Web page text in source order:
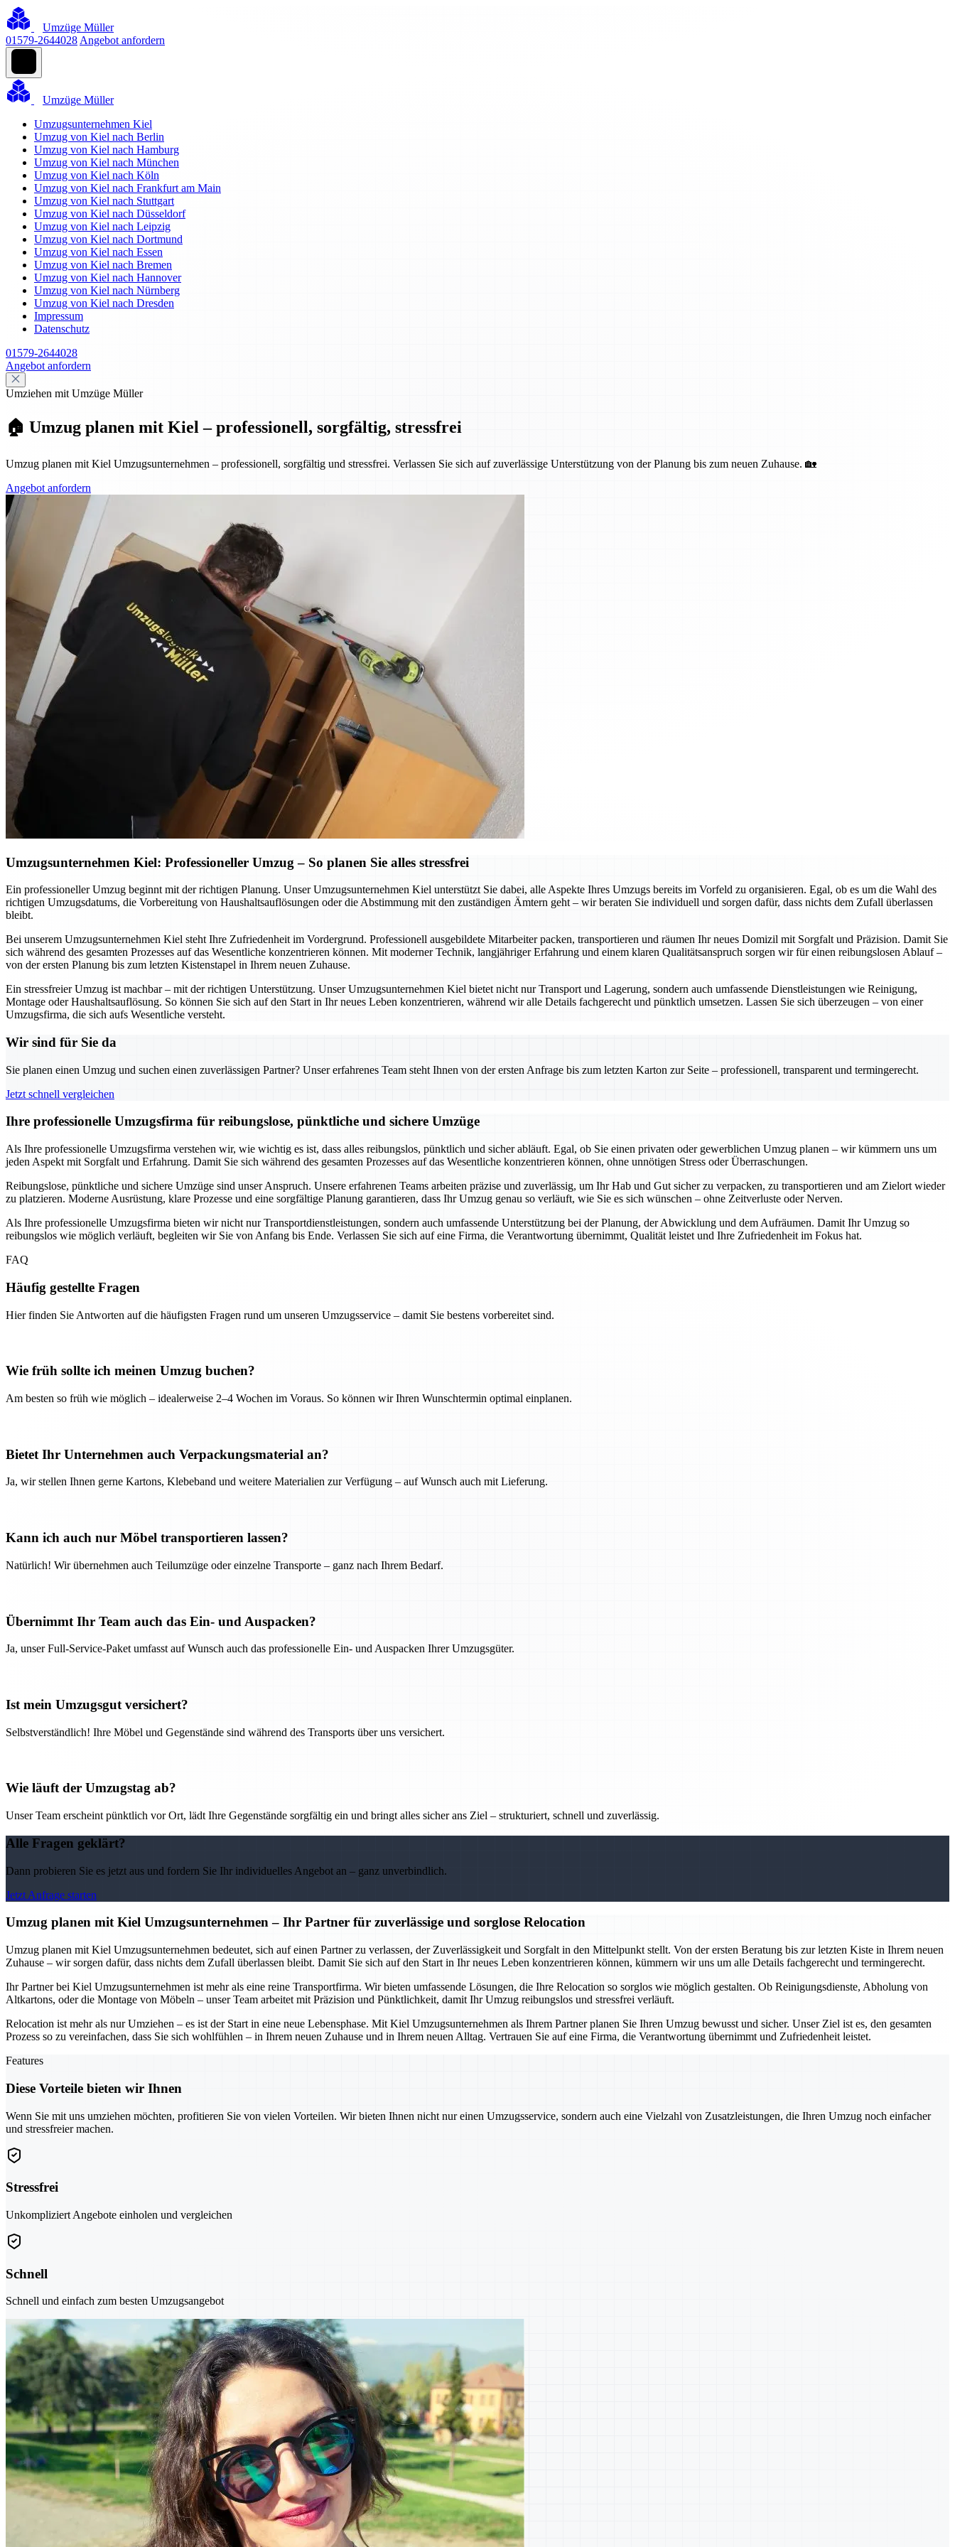
Umzüge Müller
01579-2644028 Angebot anfordern
Umzüge Müller
Umzugsunternehmen Kiel
Umzug von Kiel nach Berlin
Umzug von Kiel nach Hamburg
Umzug von Kiel nach München
Umzug von Kiel nach Köln
Umzug von Kiel nach Frankfurt am Main
Umzug von Kiel nach Stuttgart
Umzug von Kiel nach Düsseldorf
Umzug von Kiel nach Leipzig
Umzug von Kiel nach Dortmund
Umzug von Kiel nach Essen
Umzug von Kiel nach Bremen
Umzug von Kiel nach Hannover
Umzug von Kiel nach Nürnberg
Umzug von Kiel nach Dresden
Impressum
Datenschutz
01579-2644028
Angebot anfordern
Umziehen mit Umzüge Müller
🏠 Umzug planen mit Kiel – professionell, sorgfältig, stressfrei
Umzug planen mit Kiel Umzugsunternehmen – professionell, sorgfältig und stressfrei. Verlassen Sie sich auf zuverlässige Unterstützung von der Planung bis zum neuen Zuhause. 🏡
Angebot anfordern
Umzugsunternehmen Kiel: Professioneller Umzug – So planen Sie alles stressfrei
Ein professioneller Umzug beginnt mit der richtigen Planung. Unser Umzugsunternehmen Kiel unterstützt Sie dabei, alle Aspekte Ihres Umzugs bereits im Vorfeld zu organisieren. Egal, ob es um die Wahl des
richtigen Umzugsdatums, die Vorbereitung von Haushaltsauflösungen oder die Abstimmung mit den zuständigen Ämtern geht – wir beraten Sie individuell und sorgen dafür, dass nichts dem Zufall überlassen
bleibt.
Bei unserem Umzugsunternehmen Kiel steht Ihre Zufriedenheit im Vordergrund. Professionell ausgebildete Mitarbeiter packen, transportieren und räumen Ihr neues Domizil mit Sorgfalt und Präzision. Damit Sie
sich während des gesamten Prozesses auf das Wesentliche konzentrieren können. Mit moderner Technik, langjähriger Erfahrung und einem klaren Qualitätsanspruch sorgen wir für einen reibungslosen Ablauf –
von der ersten Planung bis zum letzten Kistenstapel in Ihrem neuen Zuhause.
Ein stressfreier Umzug ist machbar – mit der richtigen Unterstützung. Unser Umzugsunternehmen Kiel bietet nicht nur Transport und Lagerung, sondern auch umfassende Dienstleistungen wie Reinigung,
Montage oder Haushaltsauflösung. So können Sie sich auf den Start in Ihr neues Leben konzentrieren, während wir alle Details fachgerecht und pünktlich umsetzen. Lassen Sie sich überzeugen – von einer
Umzugsfirma, die sich aufs Wesentliche versteht.
Wir sind für Sie da
Sie planen einen Umzug und suchen einen zuverlässigen Partner? Unser erfahrenes Team steht Ihnen von der ersten Anfrage bis zum letzten Karton zur Seite – professionell, transparent und termingerecht.
Jetzt schnell vergleichen
Ihre professionelle Umzugsfirma für reibungslose, pünktliche und sichere Umzüge
Als Ihre professionelle Umzugsfirma verstehen wir, wie wichtig es ist, dass alles reibungslos, pünktlich und sicher abläuft. Egal, ob Sie einen privaten oder gewerblichen Umzug planen – wir kümmern uns um
jeden Aspekt mit Sorgfalt und Erfahrung. Damit Sie sich während des gesamten Prozesses auf das Wesentliche konzentrieren können, ohne unnötigen Stress oder Überraschungen.
Reibungslose, pünktliche und sichere Umzüge sind unser Anspruch. Unsere erfahrenen Teams arbeiten präzise und zuverlässig, um Ihr Hab und Gut sicher zu verpacken, zu transportieren und am Zielort wieder
zu platzieren. Moderne Ausrüstung, klare Prozesse und eine sorgfältige Planung garantieren, dass Ihr Umzug genau so verläuft, wie Sie es sich wünschen – ohne Zeitverluste oder Nerven.
Als Ihre professionelle Umzugsfirma bieten wir nicht nur Transportdienstleistungen, sondern auch umfassende Unterstützung bei der Planung, der Abwicklung und dem Aufräumen. Damit Ihr Umzug so
reibungslos wie möglich verläuft, begleiten wir Sie von Anfang bis Ende. Verlassen Sie sich auf eine Firma, die Verantwortung übernimmt, Qualität leistet und Ihre Zufriedenheit im Fokus hat.
FAQ
Häufig gestellte Fragen
Hier finden Sie Antworten auf die häufigsten Fragen rund um unseren Umzugsservice – damit Sie bestens vorbereitet sind.
Wie früh sollte ich meinen Umzug buchen?
Am besten so früh wie möglich – idealerweise 2–4 Wochen im Voraus. So können wir Ihren Wunschtermin optimal einplanen.
Bietet Ihr Unternehmen auch Verpackungsmaterial an?
Ja, wir stellen Ihnen gerne Kartons, Klebeband und weitere Materialien zur Verfügung – auf Wunsch auch mit Lieferung.
Kann ich auch nur Möbel transportieren lassen?
Natürlich! Wir übernehmen auch Teilumzüge oder einzelne Transporte – ganz nach Ihrem Bedarf.
Übernimmt Ihr Team auch das Ein- und Auspacken?
Ja, unser Full-Service-Paket umfasst auf Wunsch auch das professionelle Ein- und Auspacken Ihrer Umzugsgüter.
Ist mein Umzugsgut versichert?
Selbstverständlich! Ihre Möbel und Gegenstände sind während des Transports über uns versichert.
Wie läuft der Umzugstag ab?
Unser Team erscheint pünktlich vor Ort, lädt Ihre Gegenstände sorgfältig ein und bringt alles sicher ans Ziel – strukturiert, schnell und zuverlässig.
Alle Fragen geklärt?
Dann probieren Sie es jetzt aus und fordern Sie Ihr individuelles Angebot an – ganz unverbindlich.
Jetzt Anfrage starten
Umzug planen mit Kiel Umzugsunternehmen – Ihr Partner für zuverlässige und sorglose Relocation
Umzug planen mit Kiel Umzugsunternehmen bedeutet, sich auf einen Partner zu verlassen, der Zuverlässigkeit und Sorgfalt in den Mittelpunkt stellt. Von der ersten Beratung bis zur letzten Kiste in Ihrem neuen
Zuhause – wir sorgen dafür, dass nichts dem Zufall überlassen bleibt. Damit Sie sich auf den Start in Ihr neues Leben konzentrieren können, kümmern wir uns um alle Details fachgerecht und termingerecht.
Ihr Partner bei Kiel Umzugsunternehmen ist mehr als eine reine Transportfirma. Wir bieten umfassende Lösungen, die Ihre Relocation so sorglos wie möglich gestalten. Ob Reinigungsdienste, Abholung von
Altkartons, oder die Montage von Möbeln – unser Team arbeitet mit Präzision und Pünktlichkeit, damit Ihr Umzug reibungslos und stressfrei verläuft.
Relocation ist mehr als nur Umziehen – es ist der Start in eine neue Lebensphase. Mit Kiel Umzugsunternehmen als Ihrem Partner planen Sie Ihren Umzug bewusst und sicher. Unser Ziel ist es, den gesamten
Prozess so zu vereinfachen, dass Sie sich wohlfühlen – in Ihrem neuen Zuhause und in Ihrem neuen Alltag. Vertrauen Sie auf eine Firma, die Verantwortung übernimmt und Zufriedenheit leistet.
Features
Diese Vorteile bieten wir Ihnen
Wenn Sie mit uns umziehen möchten, profitieren Sie von vielen Vorteilen. Wir bieten Ihnen nicht nur einen Umzugsservice, sondern auch eine Vielzahl von Zusatzleistungen, die Ihren Umzug noch einfacher
und stressfreier machen.
Stressfrei
Unkompliziert Angebote einholen und vergleichen
Schnell
Schnell und einfach zum besten Umzugsangebot